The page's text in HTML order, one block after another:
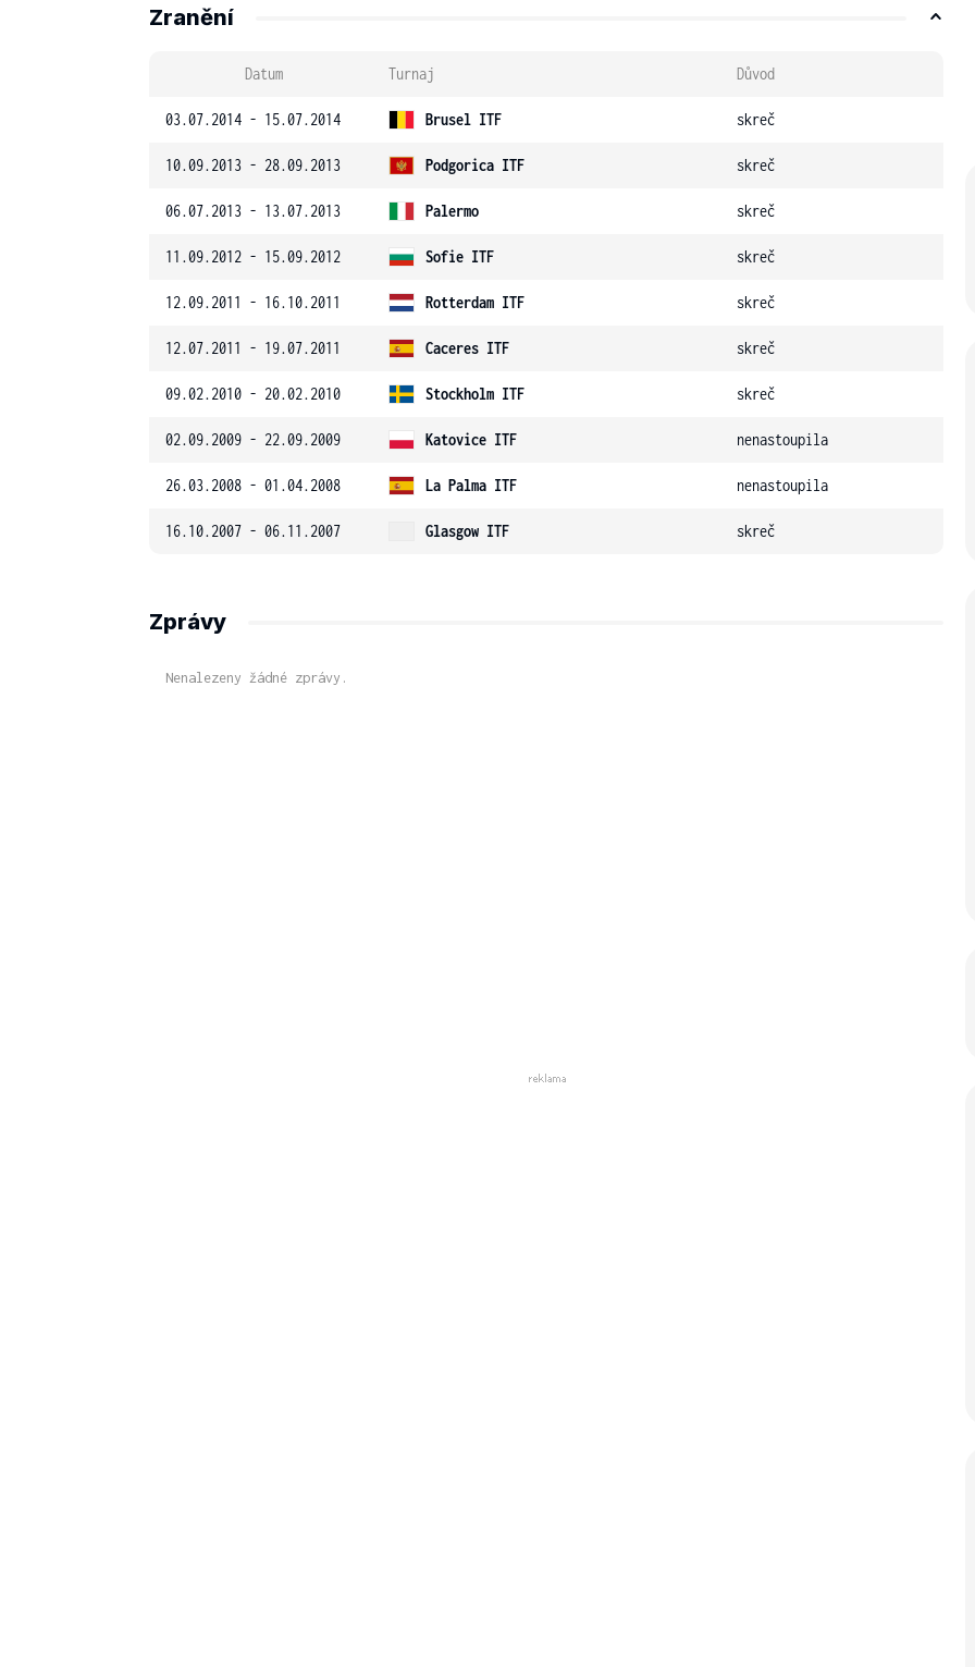
Zranění
Datum Turnaj Důvod
03.07.2014 - 15.07.2014 Brusel ITF skreč
10.09.2013 - 28.09.2013 Podgorica ITF skreč
06.07.2013 - 13.07.2013 Palermo skreč
11.09.2012 - 15.09.2012 Sofie ITF skreč
12.09.2011 - 16.10.2011 Rotterdam ITF skreč
12.07.2011 - 19.07.2011 Caceres ITF skreč
09.02.2010 - 20.02.2010 Stockholm ITF skreč
02.09.2009 - 22.09.2009 Katovice ITF nenastoupila
26.03.2008 - 01.04.2008 La Palma ITF nenastoupila
16.10.2007 - 06.11.2007 Glasgow ITF skreč
Zprávy
Nenalezeny žádné zprávy.